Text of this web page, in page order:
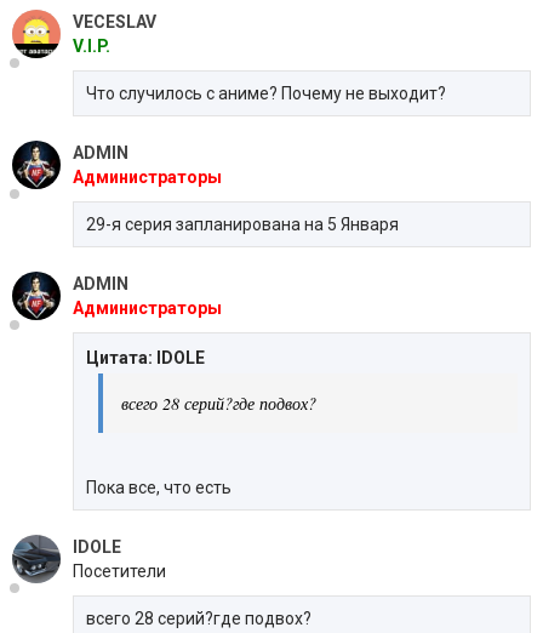
VECESLAV
V.I.P.
Что случилось с аниме? Почему не выходит?
ADMIN
Администраторы
29-я серия запланирована на 5 Января
ADMIN
Администраторы
Цитата: IDOLE
всего 28 серий?где подвох?
Пока все, что есть
IDOLE
Посетители
всего 28 серий?где подвох?